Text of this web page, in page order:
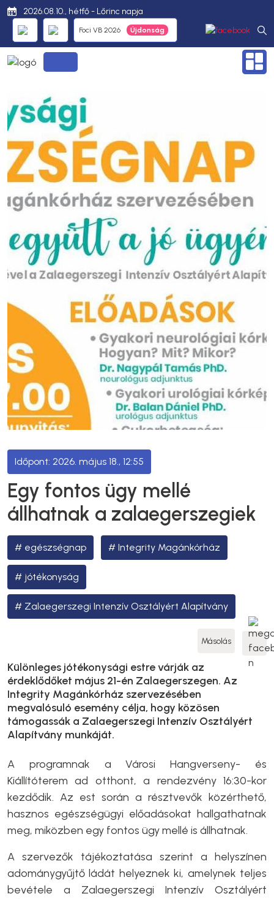
2026.08.10., hétfő - Lőrinc napja
Foci VB 2026
2026. május 18., 12:55
Egy fontos ügy mellé
állhatnak a zalaegerszegiek
egészségnap Integrity Magánkórház
jótékonyság
Zalaegerszegi Intenzív Osztályért Alapítvány
Másolás
Különleges jótékonysági estre várják az
érdeklődőket május 21-én Zalaegerszegen. Az
Integrity Magánkórház szervezésében
megvalósuló esemény célja, hogy közösen
támogassák a Zalaegerszegi Intenzív Osztályért
Alapítvány munkáját.
A programnak a Városi Hangverseny- és
Kiállítóterem ad otthont, a rendezvény 16:30-kor
kezdődik. Az est során a résztvevők közérthető,
hasznos egészségügyi előadásokat hallgathatnak
meg, miközben egy fontos ügy mellé is állhatnak.
A szervezők tájékoztatása szerint a helyszínen
adománygyűjtő ládát helyeznek ki, amelynek teljes
bevétele a Zalaegerszegi Intenzív Osztályért